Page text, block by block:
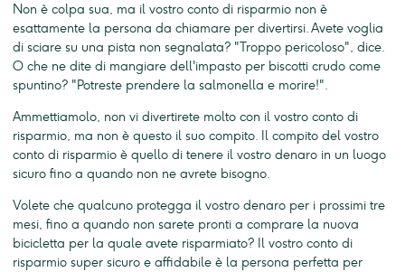
Non è colpa sua, ma il vostro conto di risparmio non è
esattamente la persona da chiamare per divertirsi. Avete voglia
di sciare su una pista non segnalata? "Troppo pericoloso", dice.
O che ne dite di mangiare dell'impasto per biscotti crudo come
spuntino? "Potreste prendere la salmonella e morire!".
Ammettiamolo, non vi divertirete molto con il vostro conto di
risparmio, ma non è questo il suo compito. Il compito del vostro
conto di risparmio è quello di tenere il vostro denaro in un luogo
sicuro fino a quando non ne avrete bisogno.
Volete che qualcuno protegga il vostro denaro per i prossimi tre
mesi, fino a quando non sarete pronti a comprare la nuova
bicicletta per la quale avete risparmiato? Il vostro conto di
risparmio super sicuro e affidabile è la persona perfetta per